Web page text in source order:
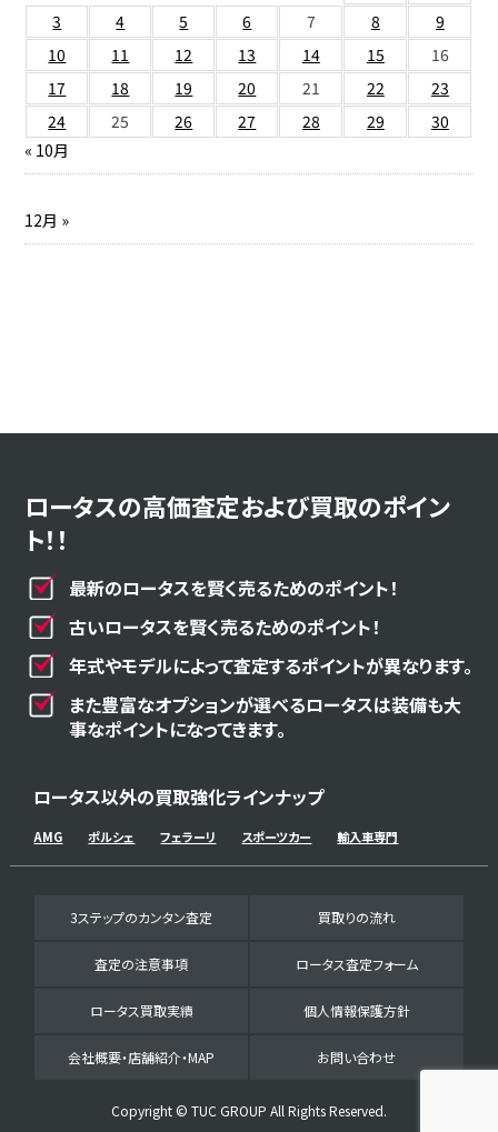
3
4 5 6 7 8
9
10
11 12 13 14 15
16
17
18 19 20 21 22
23
24
25 26 27 28 29
30
« 10月
12月 »
ロータスの高価査定および買取のポイン
ト！！
最新のロータスを賢く売るためのポイント！
古いロータスを賢く売るためのポイント！
年式やモデルによって査定するポイントが異なります。
また豊富なオプションが選べるロータスは装備も大
事なポイントになってきます。
ロータス以外の買取強化ラインナップ
AMG ポルシェ フェラーリ スポーツカー 輸入車専門
3ステップのカンタン査定 買取りの流れ
査定の注意事項 ロータス査定フォーム
ロータス買取実績 個人情報保護方針
会社概要・店舗紹介・MAP お問い合わせ
Copyright © TUC GROUP All Rights Reserved.